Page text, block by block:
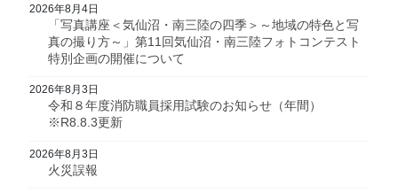
「写真講座＜気仙沼・南三陸の四季＞～地域の特色と写
真の撮り方～」第11回気仙沼・南三陸フォトコンテスト
特別企画の開催について
2026年8月4日
令和８年度消防職員採用試験のお知らせ（年間）
※R8.8.3更新
2026年8月3日
火災誤報
2026年8月3日